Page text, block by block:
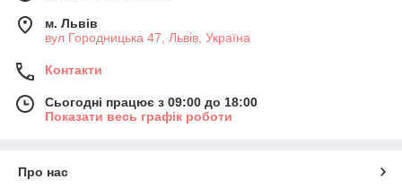
м. Львів
вул Городницька 47, Львів, Україна
Контакти
Сьогодні працює з 09:00 до 18:00
Показати весь графік роботи
Про нас